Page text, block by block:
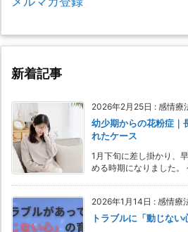
新着記事
2026年2月25日 : 感情療
幼少期からの花粉症｜
れたケース
1月下旬に差し掛かり、
める時期になりました。
2026年1月14日 : 感情療
トラブルに「動じない